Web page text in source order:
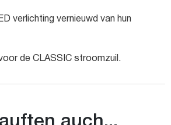
verlichting vernieuwd van hun
de CLASSIC stroomzuil.
auch...